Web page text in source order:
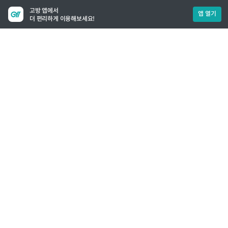
고방 앱에서
더 편리하게 이용해보세요!
앱 열기